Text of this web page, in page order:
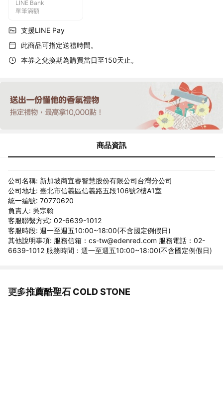
LINE Bank
單筆滿額
支援LINE Pay
此商品可指定送禮時間。
本券之兌換期為購買當日至150天止。
商品資訊
公司名稱: 新加坡商宜睿智慧股份有限公司台灣分公司
公司地址: 臺北市信義區信義路五段106號2樓A1室
統一編號: 70770620
負責人: 吳宗翰
客服聯繫方式: 02-6639-1012
客服時段: 週一至週五10:00~18:00(不含國定例假日)
其他說明事項: 服務信箱：cs-tw@edenred.com 服務電話：02-
6639-1012 服務時間：週一至週五10:00~18:00(不含國定例假日)
更多推薦酷聖石 COLD STONE
看更多